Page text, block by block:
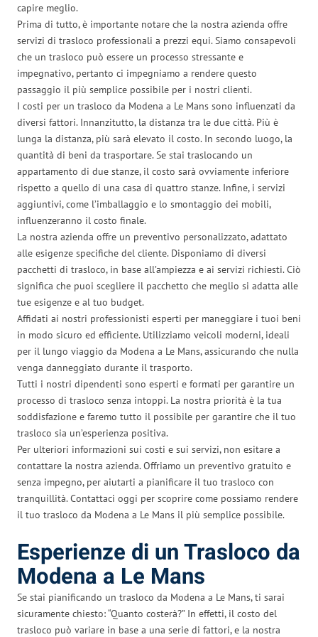
capire meglio.
Prima di tutto, è importante notare che la nostra azienda offre
servizi di trasloco professionali a prezzi equi. Siamo consapevoli
che un trasloco può essere un processo stressante e
impegnativo, pertanto ci impegniamo a rendere questo
passaggio il più semplice possibile per i nostri clienti.
I costi per un trasloco da Modena a Le Mans sono influenzati da
diversi fattori. Innanzitutto, la distanza tra le due città. Più è
lunga la distanza, più sarà elevato il costo. In secondo luogo, la
quantità di beni da trasportare. Se stai traslocando un
appartamento di due stanze, il costo sarà ovviamente inferiore
rispetto a quello di una casa di quattro stanze. Infine, i servizi
aggiuntivi, come l’imballaggio e lo smontaggio dei mobili,
influenzeranno il costo finale.
La nostra azienda offre un preventivo personalizzato, adattato
alle esigenze specifiche del cliente. Disponiamo di diversi
pacchetti di trasloco, in base all’ampiezza e ai servizi richiesti. Ciò
significa che puoi scegliere il pacchetto che meglio si adatta alle
tue esigenze e al tuo budget.
Affidati ai nostri professionisti esperti per maneggiare i tuoi beni
in modo sicuro ed efficiente. Utilizziamo veicoli moderni, ideali
per il lungo viaggio da Modena a Le Mans, assicurando che nulla
venga danneggiato durante il trasporto.
Tutti i nostri dipendenti sono esperti e formati per garantire un
processo di trasloco senza intoppi. La nostra priorità è la tua
soddisfazione e faremo tutto il possibile per garantire che il tuo
trasloco sia un’esperienza positiva.
Per ulteriori informazioni sui costi e sui servizi, non esitare a
contattare la nostra azienda. Offriamo un preventivo gratuito e
senza impegno, per aiutarti a pianificare il tuo trasloco con
tranquillità. Contattaci oggi per scoprire come possiamo rendere
il tuo trasloco da Modena a Le Mans il più semplice possibile.
Esperienze di un Trasloco da
Modena a Le Mans
Se stai pianificando un trasloco da Modena a Le Mans, ti sarai
sicuramente chiesto: “Quanto costerà?” In effetti, il costo del
trasloco può variare in base a una serie di fattori, e la nostra